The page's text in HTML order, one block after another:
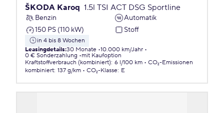
ŠKODA Karoq 1.5l TSI ACT DSG Sportline
Benzin
Automatik
150 PS (110 kW)
Stoff
in 4 bis 8 Wochen
Leasingdetails:30 Monate 10.000 km/Jahr
0 € Sonderzahlung
mit Kaufoption
Kraftstoffverbrauch (kombiniert): 6 l/100 km
CO₂-Emissionen
kombiniert: 137 g/km CO₂-Klasse: E